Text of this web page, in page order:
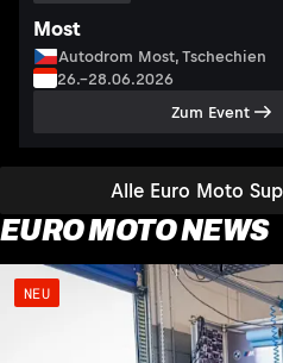
Alle Euro Moto
Most
Autodrom Most, Tschechien
26.–28.06.2026
Zum Event
EURO MOTO NEWS
NEU